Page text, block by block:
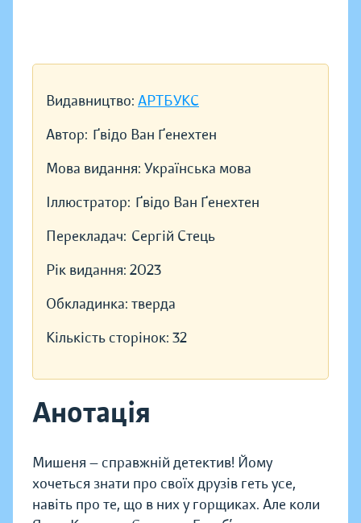
Видавництво: АРТБУКС
Автор: Ґвідо Ван Ґенехтен
Мова видання: Українська мова
Іллюстратор: Ґвідо Ван Ґенехтен
Перекладач: Сергій Стець
Рік видання: 2023
Обкладинка: тверда
Кількість сторінок: 32
Анотація
Мишеня — справжній детектив! Йому
хочеться знати про своїх друзів геть усе,
навіть про те, що в них у горщиках. Але коли